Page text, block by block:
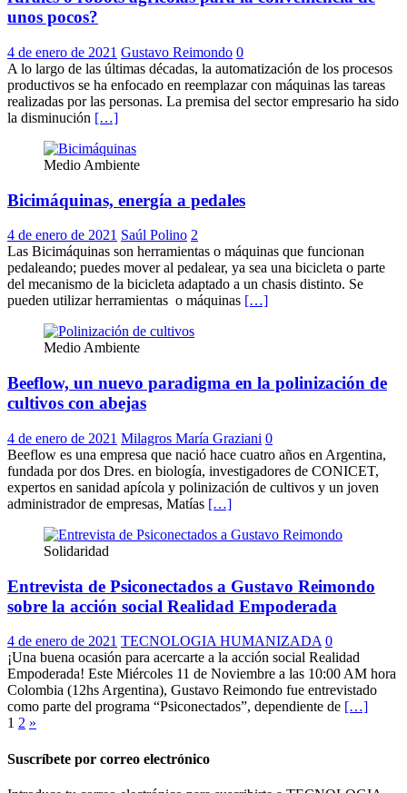
unos pocos?
4 de enero de 2021 Gustavo Reimondo 0
A lo largo de las últimas décadas, la automatización de los procesos
productivos se ha enfocado en reemplazar con máquinas las tareas
realizadas por las personas. La premisa del sector empresario ha sido
la disminución […]
Medio Ambiente
Bicimáquinas, energía a pedales
4 de enero de 2021 Saúl Polino 2
Las Bicimáquinas son herramientas o máquinas que funcionan
pedaleando; puedes mover al pedalear, ya sea una bicicleta o parte
del mecanismo de la bicicleta adaptado a un chasis distinto. Se
pueden utilizar herramientas o máquinas […]
Medio Ambiente
Beeflow, un nuevo paradigma en la polinización de
cultivos con abejas
4 de enero de 2021 Milagros María Graziani 0
Beeflow es una empresa que nació hace cuatro años en Argentina,
fundada por dos Dres. en biología, investigadores de CONICET,
expertos en sanidad apícola y polinización de cultivos y un joven
administrador de empresas, Matías […]
Solidaridad
Entrevista de Psiconectados a Gustavo Reimondo
sobre la acción social Realidad Empoderada
4 de enero de 2021 TECNOLOGIA HUMANIZADA 0
¡Una buena ocasión para acercarte a la acción social Realidad
Empoderada! Este Miércoles 11 de Noviembre a las 10:00 AM hora
Colombia (12hs Argentina), Gustavo Reimondo fue entrevistado
como parte del programa “Psiconectados”, dependiente de […]
Paginación
de
1 2 »
Suscríbete por correo electrónico